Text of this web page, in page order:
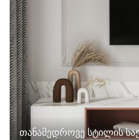
თანამედროვე სტილის